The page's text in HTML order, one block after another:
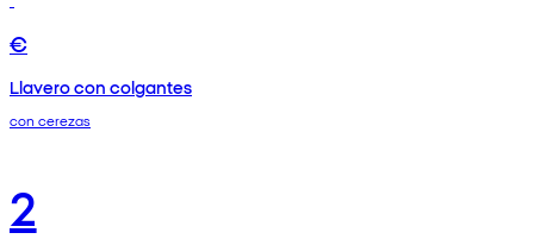
€
Llavero con colgantes
con cerezas
2